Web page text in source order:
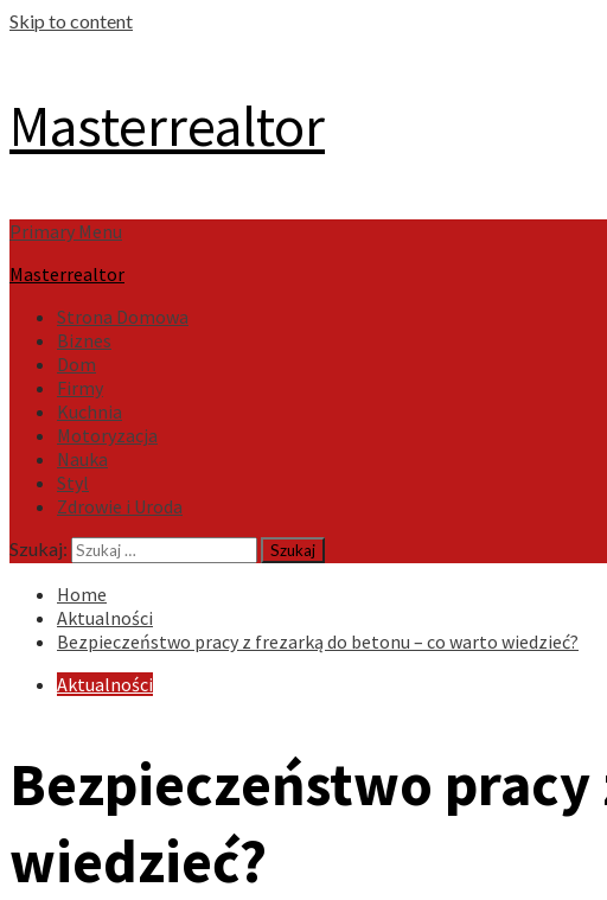
Skip to content
Masterrealtor
Primary Menu
Masterrealtor
Strona Domowa
Biznes
Dom
Firmy
Kuchnia
Motoryzacja
Nauka
Styl
Zdrowie i Uroda
Szukaj:
Home
Aktualności
Bezpieczeństwo pracy z frezarką do betonu – co warto wiedzieć?
Aktualności
Bezpieczeństwo
wiedzieć?